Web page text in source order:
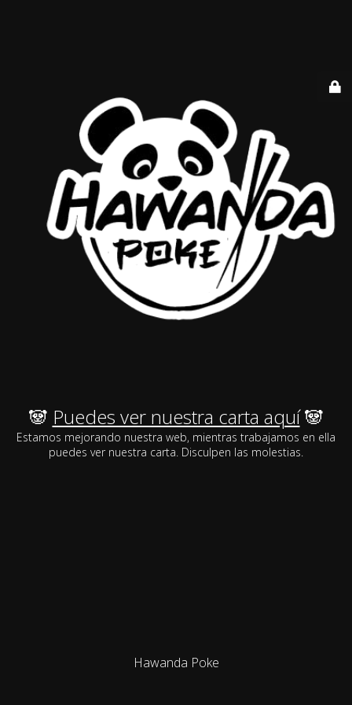
🐼 Puedes ver nuestra carta aquí🐼
Estamos mejorando nuestra web, mientras trabajamos en ella
puedes ver nuestra carta. Disculpen las molestias.
Hawanda Poke